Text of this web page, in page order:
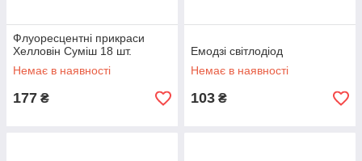
Флуоресцентні прикраси
Хелловін Суміш 18 шт.
Немає в наявності
177 ₴
Емодзі світлодіод
Немає в наявності
103 ₴